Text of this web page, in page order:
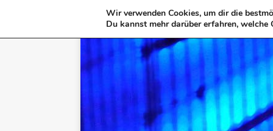
Wir verwenden Cookies, um dir die
Du kannst mehr darüber erfahren,